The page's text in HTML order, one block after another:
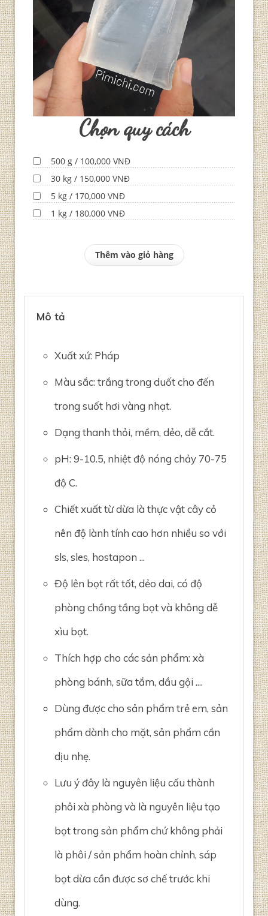
Chọn quy cách
500 g / 100,000 VNĐ
30 kg / 150,000 VNĐ
5 kg / 170,000 VNĐ
1 kg / 180,000 VNĐ
Thêm vào giỏ hàng
Mô tả
Xuất xứ: Pháp
Màu sắc: trắng trong duốt cho đến
trong suốt hơi vàng nhạt.
Dạng thanh thỏi, mềm, dẻo, dễ cắt.
pH: 9-10.5, nhiệt độ nóng chảy 70-75
độ C.
Chiết xuất từ dừa là thực vật cây cỏ
nên độ lành tính cao hơn nhiều so với
sls, sles, hostapon ...
Độ lên bọt rất tốt, dẻo dai, có độ
phòng chồng tầng bọt và không dễ
xìu bọt.
Thích hợp cho các sản phẩm: xà
phòng bánh, sữa tắm, dầu gội ....
Dùng được cho sản phẩm trẻ em, sản
phẩm dành cho mặt, sản phẩm cần
dịu nhẹ.
Lưu ý đây là nguyên liệu cấu thành
phôi xà phòng và là nguyên liệu tạo
bọt trong sản phẩm chứ không phải
là phôi / sản phẩm hoàn chỉnh, sáp
bọt dừa cần được sơ chế trước khi
dùng.